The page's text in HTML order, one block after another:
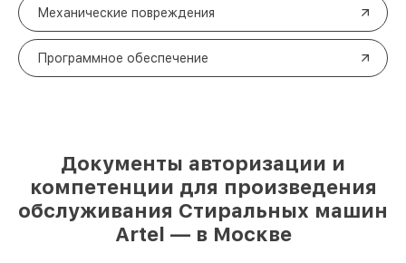
Механические повреждения
Программное обеспечение
Документы авторизации и
компетенции для произведения
обслуживания Стиральных машин
Artel — в Москве